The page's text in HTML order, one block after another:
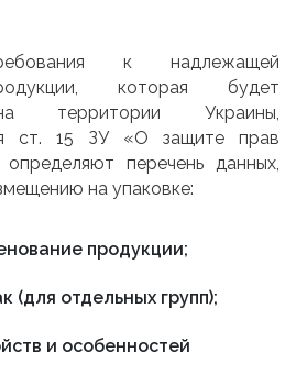
к надлежащей
которая будет
территории Украины,
ст. 15 ЗУ «О защите прав
перечень данных,
на упаковке:
продукции;
(для отдельных групп);
и особенностей